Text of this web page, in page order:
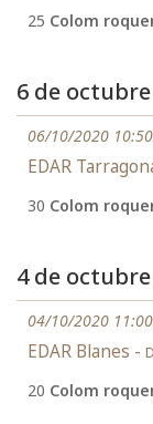
25 Colom
6 de
06/10/2020
EDAR
30 Colom
4 de
04/10/2020
EDAR Blanes -
20 Colom